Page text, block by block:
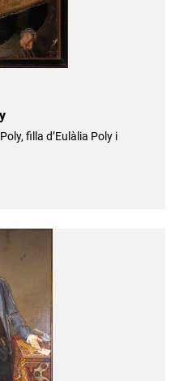
filla d’Eulàlia Poly i